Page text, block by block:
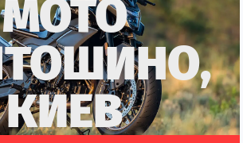
МОТО
КИЕВ